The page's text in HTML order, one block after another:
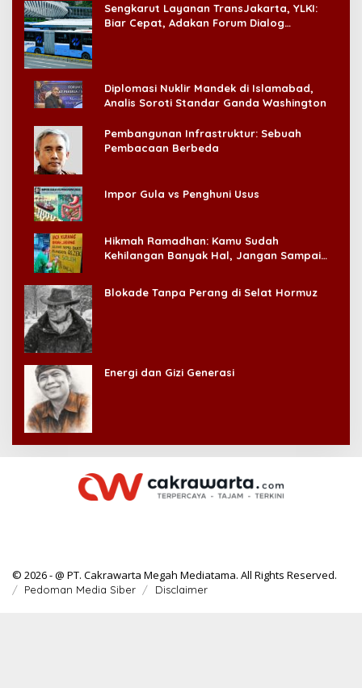
Sengkarut Layanan TransJakarta, YLKI:
Biar Cepat, Adakan Forum Dialog
Diplomasi Nuklir Mandek di Islamabad,
Analis Soroti Standar Ganda Washington
Pembangunan Infrastruktur: Sebuah
Pembacaan Berbeda
Impor Gula vs Penghuni Usus
Hikmah Ramadhan: Kamu Sudah
Kehilangan Banyak Hal, Jangan Sampai
Blokade Tanpa Perang di Selat Hormuz
Energi dan Gizi Generasi
© 2026 - @ PT. Cakrawarta Megah Mediatama. All Rights Reserved.
Pedoman Media Siber Disclaimer